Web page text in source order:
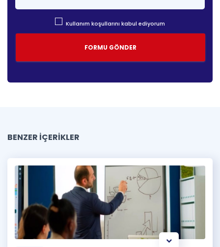
Kullanım koşullarını kabul ediyorum
BENZER İÇERİKLER